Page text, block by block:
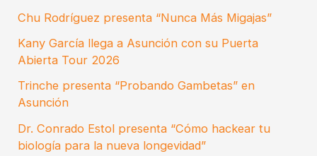
Chu Rodríguez presenta “Nunca Más Migajas”
Kany García llega a Asunción con su Puerta
Abierta Tour 2026
Trinche presenta “Probando Gambetas” en
Asunción
Dr. Conrado Estol presenta “Cómo hackear tu
biología para la nueva longevidad”